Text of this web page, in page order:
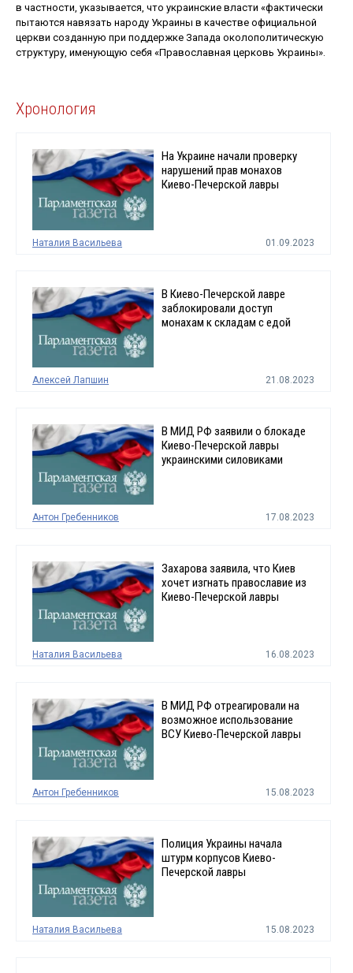
в частности, указывается, что украинские власти «фактически
пытаются навязать народу Украины в качестве официальной
церкви созданную при поддержке Запада околополитическую
структуру, именующую себя «Православная церковь Украины».
Хронология
На Украине начали проверку
нарушений прав монахов
Киево-Печерской лавры
Наталия Васильева 01.09.2023
В Киево-Печерской лавре
заблокировали доступ
монахам к складам с едой
Алексей Лапшин 21.08.2023
В МИД РФ заявили о блокаде
Киево-Печерской лавры
украинскими силовиками
Антон Гребенников 17.08.2023
Захарова заявила, что Киев
хочет изгнать православие из
Киево-Печерской лавры
Наталия Васильева 16.08.2023
В МИД РФ отреагировали на
возможное использование
ВСУ Киево-Печерской лавры
Антон Гребенников 15.08.2023
Полиция Украины начала
штурм корпусов Киево-
Печерской лавры
Наталия Васильева 15.08.2023